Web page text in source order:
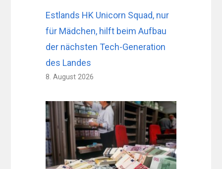
Estlands HK Unicorn Squad, nur
für Mädchen, hilft beim Aufbau
der nächsten Tech-Generation
des Landes
8. August 2026